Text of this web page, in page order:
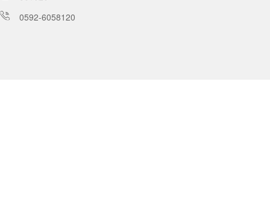
0592-6058120